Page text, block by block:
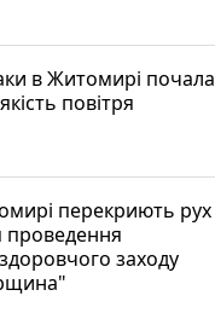
в Житомирі почала
повітря
перекриють рух
проведення
заходу